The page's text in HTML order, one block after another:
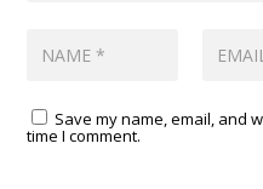
Save my name, email, and
time I comment.